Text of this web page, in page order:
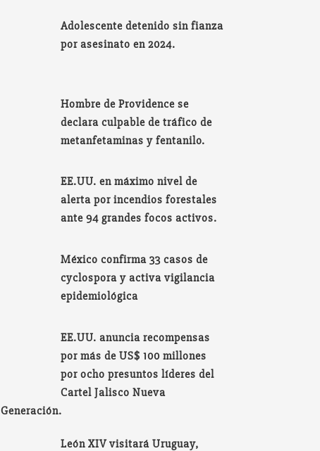
Adolescente detenido sin fianza
por asesinato en 2024.
Hombre de Providence se
declara culpable de tráfico de
metanfetaminas y fentanilo.
EE.UU. en máximo nivel de
alerta por incendios forestales
ante 94 grandes focos activos.
México confirma 33 casos de
cyclospora y activa vigilancia
epidemiológica
EE.UU. anuncia recompensas
por más de US$ 100 millones
por ocho presuntos líderes del
Cartel Jalisco Nueva
Generación.
León XIV visitará Uruguay,